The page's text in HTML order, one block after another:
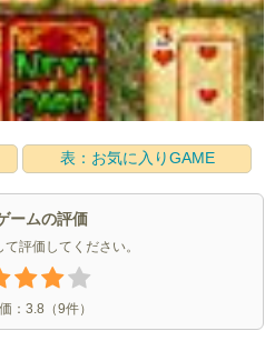
表：お気に入りGAME
ームの評価
評価してください。
： 3.8 （9件）